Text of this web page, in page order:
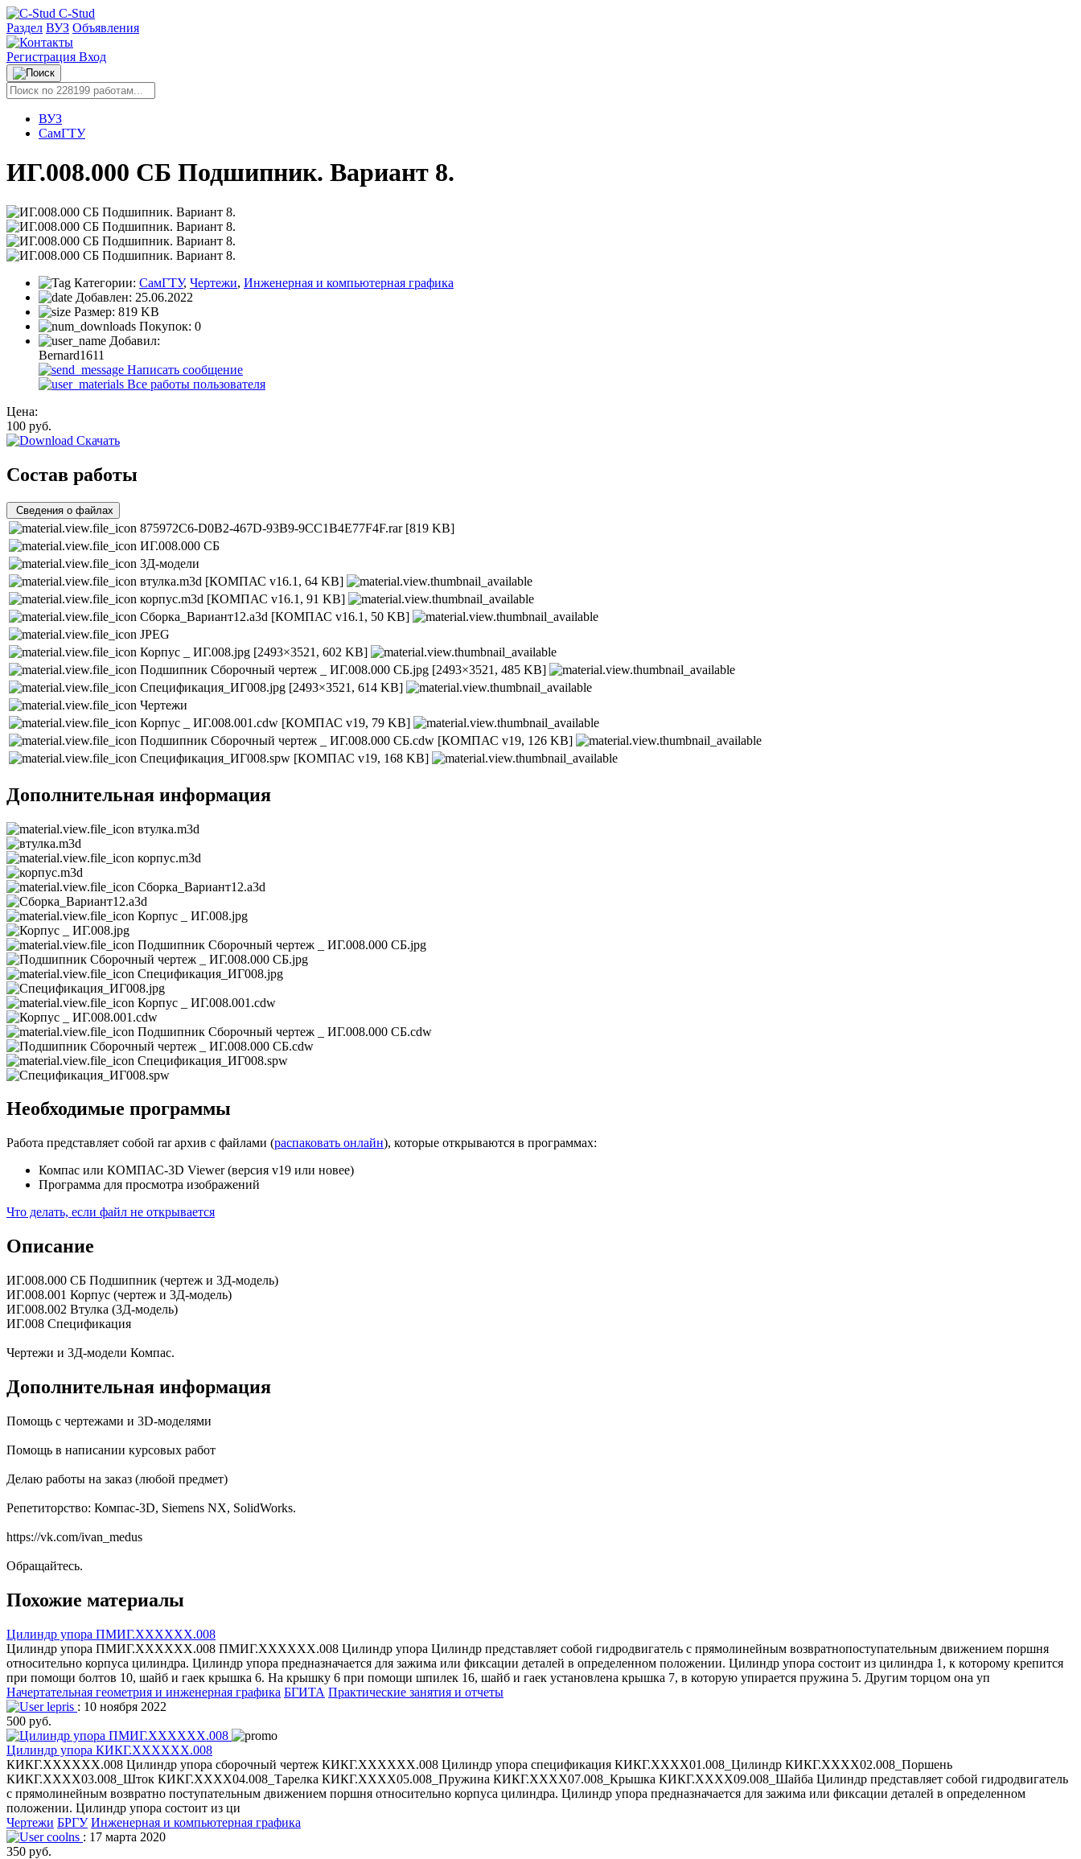
C-Stud
Раздел ВУЗ Объявления
Регистрация Вход
ВУЗ
СамГТУ
ИГ.008.000 СБ Подшипник. Вариант 8.
Категории: СамГТУ, Чертежи, Инженерная и компьютерная графика
Добавлен: 25.06.2022
Размер: 819 KB
Покупок: 0
Добавил:
Bernard1611
Написать сообщение
Все работы пользователя
Цена:
100 руб.
Скачать
Состав работы
Сведения о файлах
875972C6-D0B2-467D-93B9-9CC1B4E77F4F.rar [819 KB]
ИГ.008.000 СБ
3Д-модели
втулка.m3d [КОМПАС v16.1, 64 KB]
корпус.m3d [КОМПАС v16.1, 91 KB]
Сборка_Вариант12.a3d [КОМПАС v16.1, 50 KB]
JPEG
Корпус _ ИГ.008.jpg [2493×3521, 602 KB]
Подшипник Сборочный чертеж _ ИГ.008.000 СБ.jpg [2493×3521, 485 KB]
Спецификация_ИГ008.jpg [2493×3521, 614 KB]
Чертежи
Корпус _ ИГ.008.001.cdw [КОМПАС v19, 79 KB]
Подшипник Сборочный чертеж _ ИГ.008.000 СБ.cdw [КОМПАС v19, 126 KB]
Спецификация_ИГ008.spw [КОМПАС v19, 168 KB]
Дополнительная информация
втулка.m3d
корпус.m3d
Сборка_Вариант12.a3d
Корпус _ ИГ.008.jpg
Подшипник Сборочный чертеж _ ИГ.008.000 СБ.jpg
Спецификация_ИГ008.jpg
Корпус _ ИГ.008.001.cdw
Подшипник Сборочный чертеж _ ИГ.008.000 СБ.cdw
Спецификация_ИГ008.spw
Необходимые программы
Работа представляет собой rar архив с файлами (распаковать онлайн), которые открываются в программах:
Компас или КОМПАС-3D Viewer (версия v19 или новее)
Программа для просмотра изображений
Что делать, если файл не открывается
Описание
ИГ.008.000 СБ Подшипник (чертеж и 3Д-модель)
ИГ.008.001 Корпус (чертеж и 3Д-модель)
ИГ.008.002 Втулка (3Д-модель)
ИГ.008 Спецификация
Чертежи и 3Д-модели Компас.
Дополнительная информация
Помощь с чертежами и 3D-моделями
Помощь в написании курсовых работ
Делаю работы на заказ (любой предмет)
Репетиторство: Компас-3D, Siemens NX, SolidWorks.
https://vk.com/ivan_medus
Обращайтесь.
Похожие материалы
Цилиндр упора ПМИГ.ХХХХХХ.008
Цилиндр упора ПМИГ.ХХХХХХ.008 ПМИГ.ХХХХХХ.008 Цилиндр упора Цилиндр представляет cобой гидродвигатель с прямолинейным возвратнопоступательным движением поршня
относительно корпуса цилиндра. Цилиндр упора предназначается для зажима или фиксации деталей в определенном положении. Цилиндр упора состоит из цилиндра 1, к которому крепится
при помощи болтов 10, шайб и гаек крышка 6. На крышку 6 при помощи шпилек 16, шайб и гаек установлена крышка 7, в которую упирается пружина 5. Другим торцом она уп
Начертательная геометрия и инженерная графика БГИТА Практические занятия и отчеты
lepris : 10 ноября 2022
500 руб.
Цилиндр упора КИКГ.ХХХХХХ.008
КИКГ.ХХХХХХ.008 Цилиндр упора сборочный чертеж КИКГ.ХХХХХХ.008 Цилиндр упора спецификация КИКГ.ХХХХ01.008_Цилиндр КИКГ.ХХХХ02.008_Поршень
КИКГ.ХХХХ03.008_Шток КИКГ.ХХХХ04.008_Тарелка КИКГ.ХХХХ05.008_Пружина КИКГ.ХХХХ07.008_Крышка КИКГ.ХХХХ09.008_Шайба Цилиндр представляет cобой гидродвигатель
с прямолинейным возвратно поступательным движением поршня относительно корпуса цилиндра. Цилиндр упора предназначается для зажима или фиксации деталей в определенном
положении. Цилиндр упора состоит из ци
Чертежи БРГУ Инженерная и компьютерная графика
coolns : 17 марта 2020
350 руб.